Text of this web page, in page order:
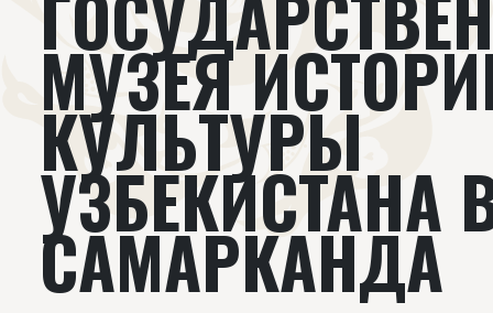
Новости
Проекты Подкасты
Книги Видеолекторий
МУЗЕЯ
КУЛЬТУРЫ
УЗБЕКИСТАНА
САМАРКАНДА